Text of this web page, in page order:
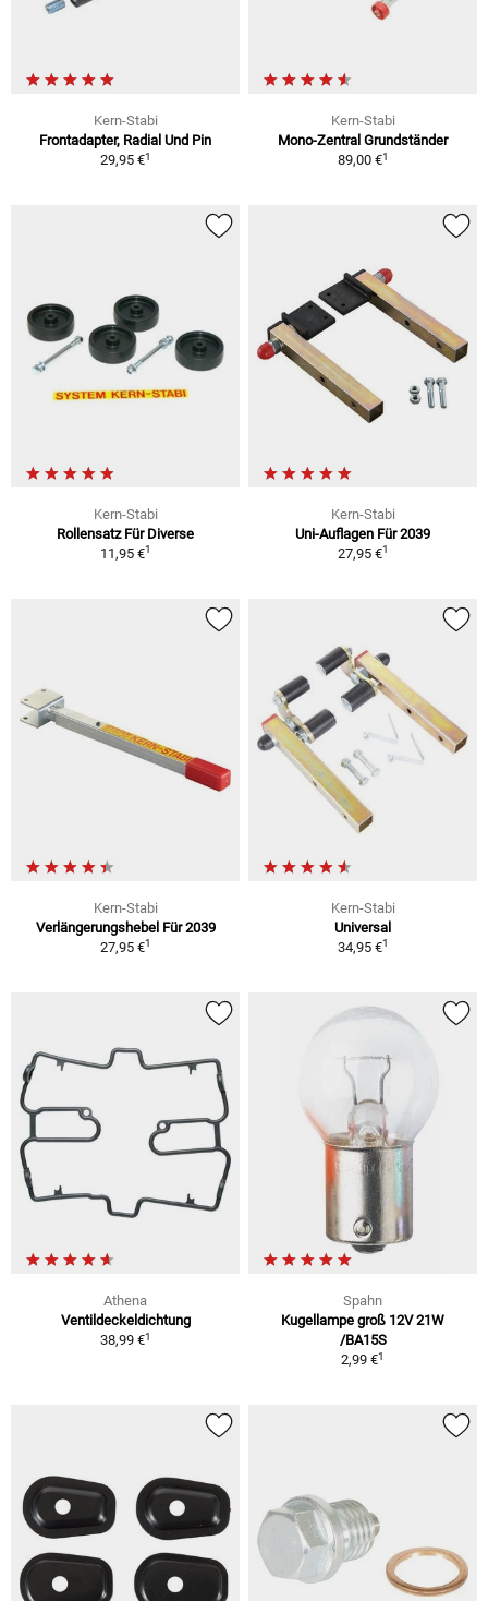
Kern-Stabi
Frontadapter, Radial Und Pin
29,95 €1
Kern-Stabi
Mono-Zentral Grundständer
89,00 €1
Kern-Stabi
Rollensatz Für Diverse
11,95 €1
Kern-Stabi
Uni-Auflagen Für 2039
27,95 €1
Kern-Stabi
Verlängerungshebel Für 2039
27,95 €1
Kern-Stabi
Universal
34,95 €1
Athena
Ventildeckeldichtung
38,99 €1
Spahn
Kugellampe groß 12V 21W
/BA15S
2,99 €1